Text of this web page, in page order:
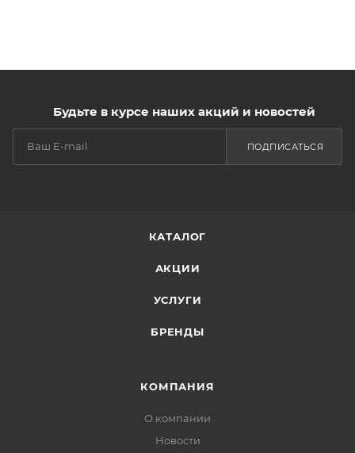
Будьте в курсе наших акций и новостей
ПОДПИСАТЬСЯ
КАТАЛОГ
АКЦИИ
УСЛУГИ
БРЕНДЫ
КОМПАНИЯ
О компании
Новости